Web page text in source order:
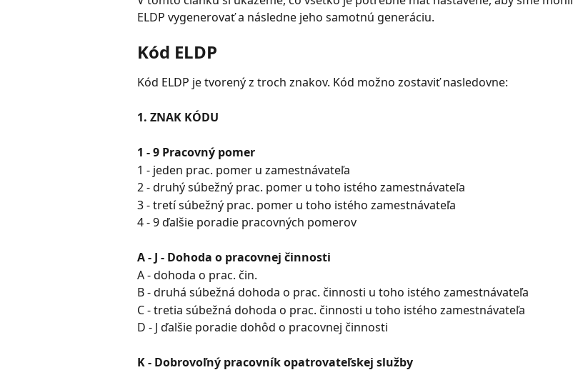
ELDP vygenerovať a následne jeho samotnú generáciu.
Kód ELDP
Kód ELDP je tvorený z troch znakov. Kód možno zostaviť nasledovne:
1. ZNAK KÓDU
1 - 9 Pracovný pomer
1 - jeden prac. pomer u zamestnávateľa
2 - druhý súbežný prac. pomer u toho istého zamestnávateľa
3 - tretí súbežný prac. pomer u toho istého zamestnávateľa
4 - 9 ďalšie poradie pracovných pomerov
A - J - Dohoda o pracovnej činnosti
A - dohoda o prac. čin.
B - druhá súbežná dohoda o prac. činnosti u toho istého zamestnávateľa
C - tretia súbežná dohoda o prac. činnosti u toho istého zamestnávateľa
D - J ďalšie poradie dohôd o pracovnej činnosti
K - Dobrovoľný pracovník opatrovateľskej služby